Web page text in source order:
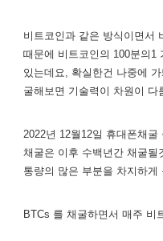
비트코인과 같은 방식이면서
때문에 비트코인의 100분의1
있는데요, 확실한건 나중에
굴해보면 기술력이 차원이 다
2022년 12월12일 휴대폰채
채굴은 이후 수백년간 채굴
통량의 많은 부분을 차지하게
BTCs 를 채굴하면서 매주 비